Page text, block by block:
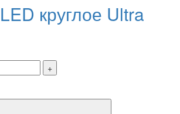
круглое Ultra
+